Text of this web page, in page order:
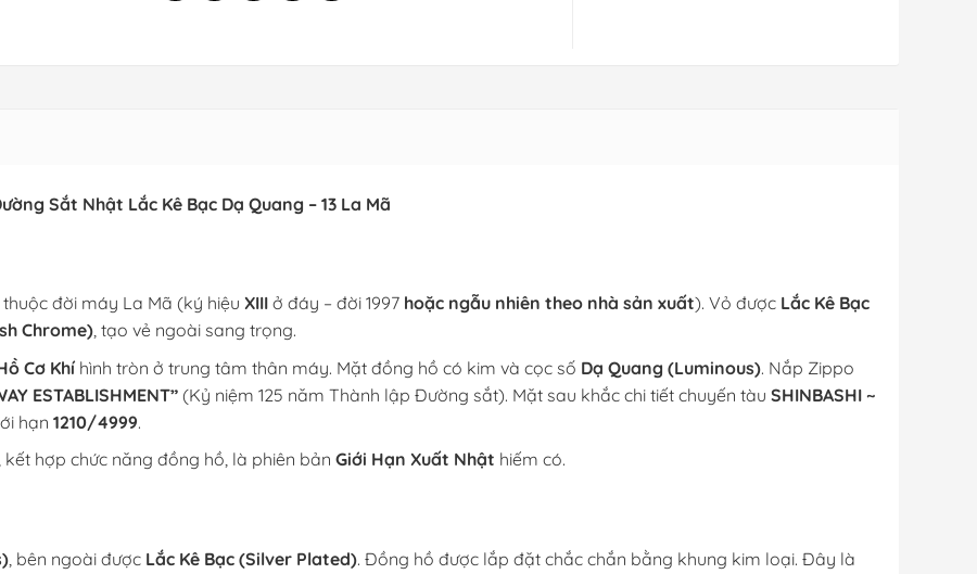
Sắt Nhật Lắc Kê Bạc Dạ Quang – 13 La Mã
đời máy La Mã (ký hiệu XIIIở đáy – đời 1997 hoặc ngẫu nhiên theo nhà sản xuất). Vỏ được Lắc Kê Bạc
Chrome), tạo vẻ ngoài sang trọng.
Cơ Khíhình tròn ở trung tâm thân máy. Mặt đồng hồ có kim và cọc số Dạ Quang (Luminous). Nắp Zippo
ESTABLISHMENT”(Kỷ niệm 125 năm Thành lập Đường sắt). Mặt sau khắc chi tiết chuyến tàu SHINBASHI ~
hạn 1210/4999.
kết hợp chức năng đồng hồ, là phiên bản Giới Hạn Xuất Nhật hiếm có.
, bên ngoài được Lắc Kê Bạc (Silver Plated). Đồng hồ được lắp đặt chắc chắn bằng khung kim loại. Đây là